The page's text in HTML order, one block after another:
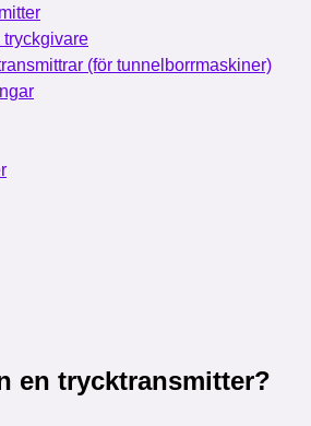
tryckgivare
(för tunnelborrmaskiner)
en trycktransmitter?